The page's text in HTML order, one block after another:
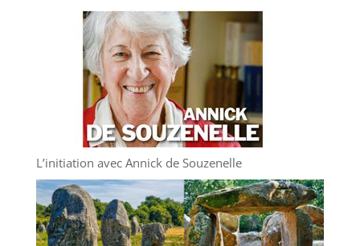
L’initiation avec Annick de Souzenelle